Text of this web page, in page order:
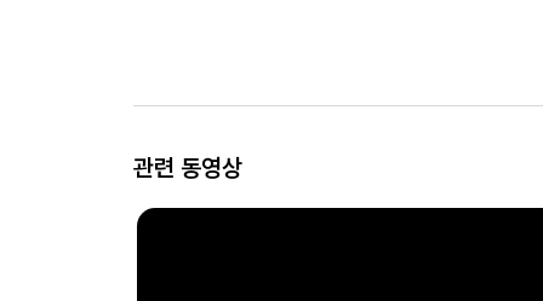
관련 동영상